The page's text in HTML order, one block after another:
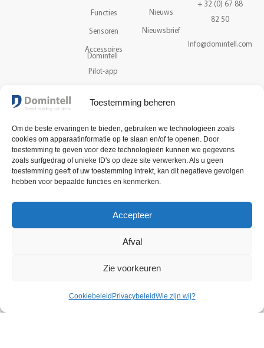
Toestemming beheren
Om de beste ervaringen te bieden, gebruiken we technologieën zoals
cookies om apparaatinformatie op te slaan en/of te openen. Door
toestemming te geven voor deze technologieën kunnen we gegevens
zoals surfgedrag of unieke ID's op deze site verwerken. Als u geen
toestemming geeft of uw toestemming intrekt, kan dit negatieve gevolgen
hebben voor bepaalde functies en kenmerken.
Accepteer
Afval
Zie voorkeuren
Cookiebeleid PrivacybeleidWie zijn wij?
Functies
Sensoren
Accessoires
Domintell
Pilot-app
Nieuws
Nieuwsbrief
+ 32 (0) 67 88
82 50
Info@domintell.com
NIEUWSBRIEF
Ontvang het laatste nieuws
en informatie over onze